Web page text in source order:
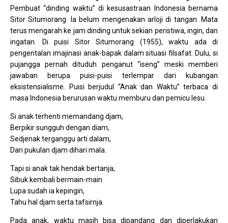
Pembuat “dinding waktu” di kesusastraan Indonesia bernama
Sitor Situmorang. Ia belum mengenakan arloji di tangan. Mata
terus mengarah ke jam dinding untuk sekian peristiwa, ingin, dan
ingatan. Di puisi Sitor Situmorang (1955), waktu ada di
pengentalan imajinasi anak-bapak dalam situasi filsafat. Dulu, si
pujangga pernah dituduh penganut “iseng” meski memberi
jawaban berupa puisi-puisi terlempar dari kubangan
eksistensialisme. Puisi berjudul “Anak dan Waktu” terbaca di
masa Indonesia berurusan waktu memburu dan pemicu lesu.
Si anak terhenti memandang djam,
Berpikir sungguh dengan diam,
Sedjenak terganggu arti dalam,
Dari pukulan djam dihari mala.
Tapi si anak tak hendak bertanja,
Sibuk kembali bermain-main
Lupa sudah ia kepingin,
Tahu hal djam serta tafsirnja.
Pada anak, waktu masih bisa dipandang dan diperlakukan